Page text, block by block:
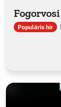
Populáris hír